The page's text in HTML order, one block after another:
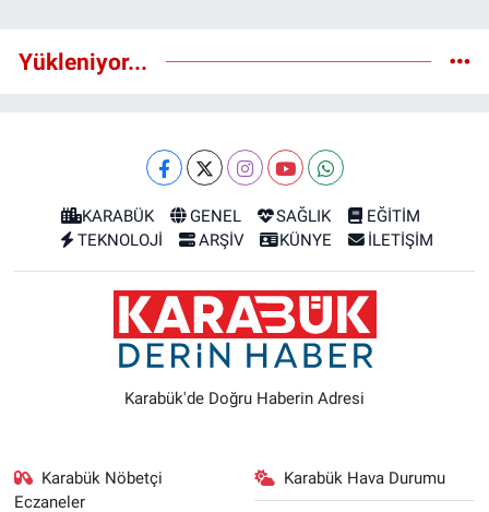
Yükleniyor...
KARABÜK GENEL SAĞLIK
EĞİTİM
TEKNOLOJİ
ARŞİV KÜNYE İLETİŞİM
Karabük'de Doğru Haberin Adresi
Karabük Nöbetçi
Eczaneler
Karabük Hava Durumu